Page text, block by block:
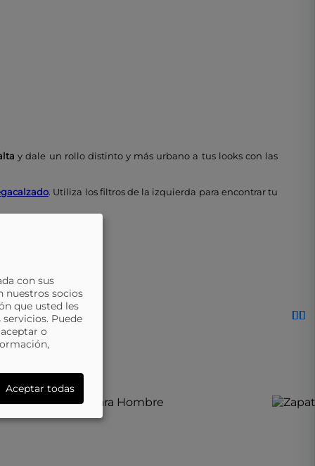
y dale un rollo distinto y más urbano a tus looks con las
. Utiliza los filtros de la izquierda para encontrar tu
a más bajo
con sus
nuestros socios
que usted les
Puede
o
Aceptar todas